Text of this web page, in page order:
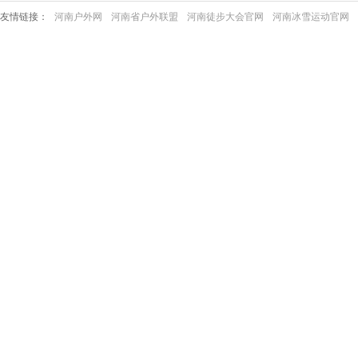
友情链接： 河南户外网 河南省户外联盟 河南徒步大会官网 河南冰雪运动官网